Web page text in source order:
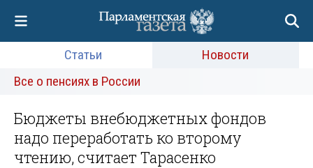
Статьи
Новости
Все о пенсиях в России
Бюджеты внебюджетных фондов
надо переработать ко второму
чтению, считает Тарасенко